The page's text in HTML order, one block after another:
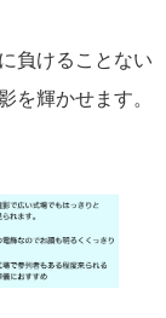
負けることない
を輝かせます。